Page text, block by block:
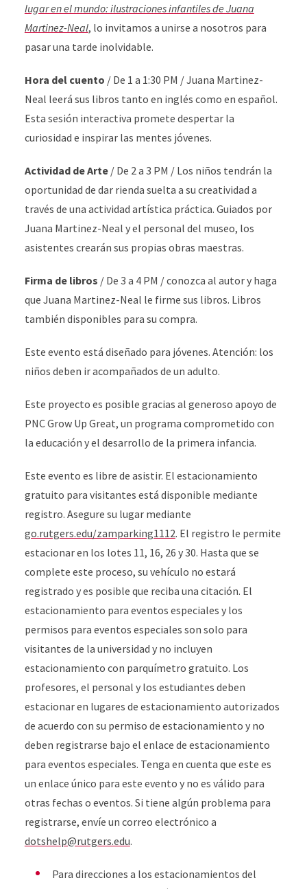
lugar en el mundo: ilustraciones infantiles de Juana
Martinez-Neal, lo invitamos a unirse a nosotros para
pasar una tarde inolvidable.
Hora del cuento / De 1 a 1:30 PM / Juana Martinez-
Neal leerá sus libros tanto en inglés como en español.
Esta sesión interactiva promete despertar la
curiosidad e inspirar las mentes jóvenes.
Actividad de Arte / De 2 a 3 PM / Los niños tendrán la
oportunidad de dar rienda suelta a su creatividad a
través de una actividad artística práctica. Guiados por
Juana Martinez-Neal y el personal del museo, los
asistentes crearán sus propias obras maestras.
Firma de libros / De 3 a 4 PM / conozca al autor y haga
que Juana Martinez-Neal le firme sus libros. Libros
también disponibles para su compra.
Este evento está diseñado para jóvenes. Atención: los
niños deben ir acompañados de un adulto.
Este proyecto es posible gracias al generoso apoyo de
PNC Grow Up Great, un programa comprometido con
la educación y el desarrollo de la primera infancia.
Este evento es libre de asistir. El estacionamiento
gratuito para visitantes está disponible mediante
registro. Asegure su lugar mediante
go.rutgers.edu/zamparking1112. El registro le permite
estacionar en los lotes 11, 16, 26 y 30. Hasta que se
complete este proceso, su vehículo no estará
registrado y es posible que reciba una citación. El
estacionamiento para eventos especiales y los
permisos para eventos especiales son solo para
visitantes de la universidad y no incluyen
estacionamiento con parquímetro gratuito. Los
profesores, el personal y los estudiantes deben
estacionar en lugares de estacionamiento autorizados
de acuerdo con su permiso de estacionamiento y no
deben registrarse bajo el enlace de estacionamiento
para eventos especiales. Tenga en cuenta que este es
un enlace único para este evento y no es válido para
otras fechas o eventos. Si tiene algún problema para
registrarse, envíe un correo electrónico a
dotshelp@rutgers.edu.
Para direcciones a los estacionamientos del